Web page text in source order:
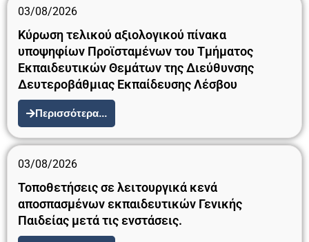
03/08/2026
Κύρωση τελικού αξιολογικού πίνακα
υποψηφίων Προϊσταμένων του Τμήματος
Εκπαιδευτικών Θεμάτων της Διεύθυνσης
Δευτεροβάθμιας Εκπαίδευσης Λέσβου
Περισσότερα...
03/08/2026
Τοποθετήσεις σε λειτουργικά κενά
αποσπασμένων εκπαιδευτικών Γενικής
Παιδείας μετά τις ενστάσεις.